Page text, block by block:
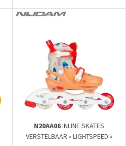
N20AA06INLINE SKATES
VERSTELBAAR • LIGHTSPEED •